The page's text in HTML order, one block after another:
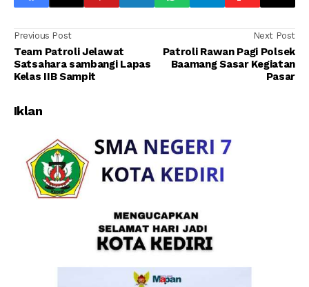
Previous Post
Team Patroli Jelawat
Satsahara sambangi Lapas
Kelas IIB Sampit
Next Post
Patroli Rawan Pagi Polsek
Baamang Sasar Kegiatan
Pasar
Iklan